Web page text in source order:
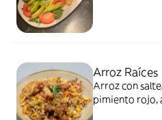
Arroz Raíces
Arroz con
pimiento rojo,